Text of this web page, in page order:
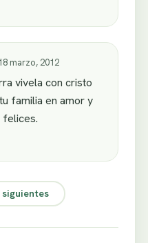
marzo, 2012
vivela con cristo
familia en amor y
felices.